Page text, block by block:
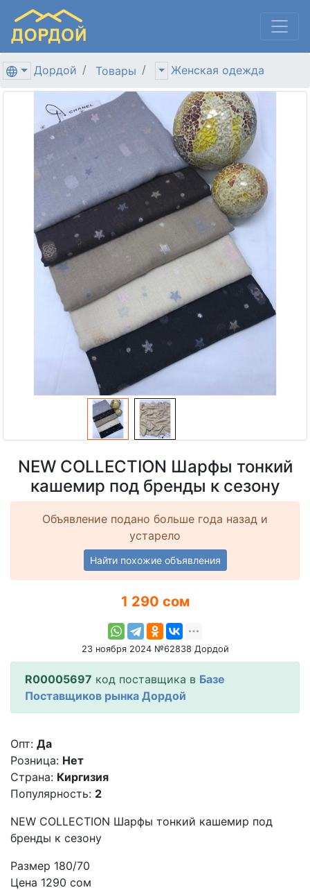
Дордой Товары Женская одежда
NEW COLLECTION Шарфы тонкий
кашемир под бренды к сезону
Объявление подано больше года назад и
устарело
Найти похожие объявления
1 290 сом
23 ноября 2024 №62838 Дордой
R00005697 код поставщика в Базе
Поставщиков рынка Дордой
Опт: Да
Розница: Нет
Страна: Киргизия
Популярность: 2
NEW COLLECTION Шарфы тонкий кашемир под
бренды к сезону
Размер 180/70
Цена 1290 сом